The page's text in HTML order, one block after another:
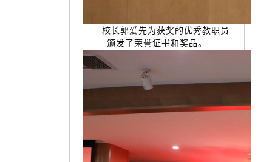
校长郭爱先为获奖的优秀教职员
颁发了荣誉证书和奖品。